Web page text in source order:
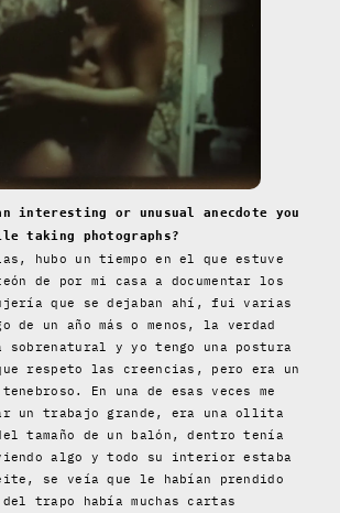
interesting or unusual anecdote you
taking photographs?
hubo un tiempo en el que estuve
de por mi casa a documentar los
que se dejaban ahí, fui varias
de un año más o menos, la verdad
sobrenatural y yo tengo una postura
respeto las creencias, pero era un
En una de esas veces me
un trabajo grande, era una ollita
tamaño de un balón, dentro tenía
algo y todo su interior estaba
se veía que le habían prendido
trapo había muchas cartas